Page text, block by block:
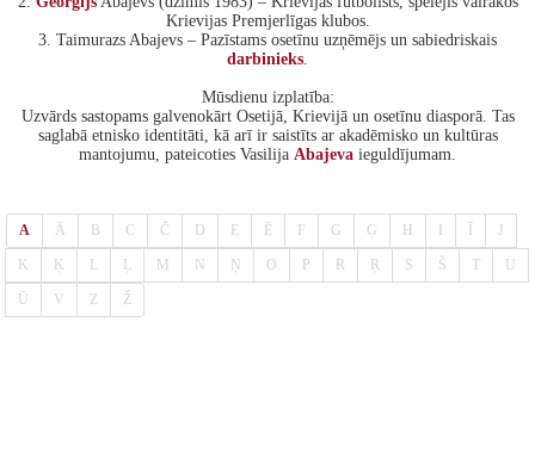
Krievijas Premjerlīgas klubos.
3. Taimurazs Abajevs – Pazīstams osetīnu uzņēmējs un sabiedriskais
darbinieks.
Mūsdienu izplatība:
Uzvārds sastopams galvenokārt Osetijā, Krievijā un osetīnu diasporā. Tas
saglabā etnisko identitāti, kā arī ir saistīts ar akadēmisko un kultūras
mantojumu, pateicoties Vasilija Abajeva ieguldījumam.
A Ā B C Č D E Ē F G Ģ H J
K Ķ L Ļ M N Ņ O P R Ŗ S Š T U
Ū V Z Ž